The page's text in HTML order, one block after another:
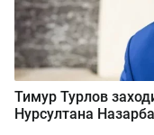
Тимур Турлов
Нурсултана